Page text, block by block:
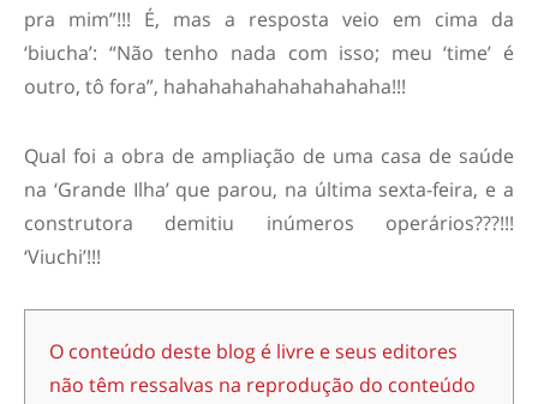
pra mim”!!! É, mas a resposta veio em cima da
‘biucha’: “Não tenho nada com isso; meu ‘time’ é
outro, tô fora”, hahahahahahahahahaha!!!
Qual foi a obra de ampliação de uma casa de saúde
na ‘Grande Ilha’ que parou, na última sexta-feira, e a
construtora demitiu inúmeros operários???!!!
‘Viuchi’!!!
O conteúdo deste blog é livre e seus editores
não têm ressalvas na reprodução do conteúdo